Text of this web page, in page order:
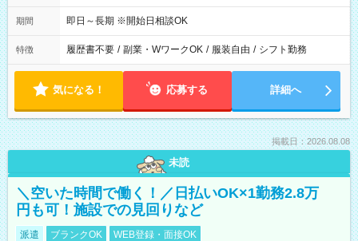
期間 即日～長期 ※開始日相談OK
特徴 履歴書不要 / 副業・WワークOK / 服装自由 / シフト勤務
気になる！ 応募する 詳細へ
掲載日：2026.08.08
未読
＼空いた時間で働く！／日払いOK×1勤務2.8万
円も可！施設での見回りなど
派遣 ブランクOK WEB登録・面接OK